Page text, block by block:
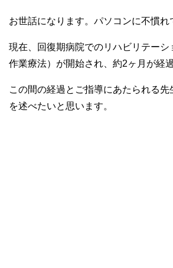
お世話になります。パソコンに不慣れ
現在、回復期病院でのリハビリテーシ
作業療法）が開始され、約2ヶ月が経過
この間の経過とご指導にあたられる先
を述べたいと思います。